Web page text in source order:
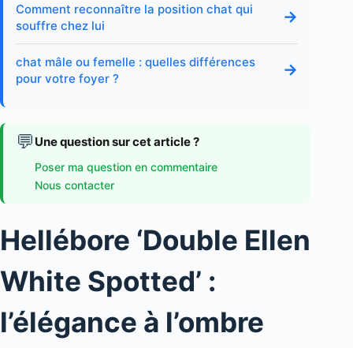
Comment reconnaître la position chat qui
souffre chez lui
→
chat mâle ou femelle : quelles différences
pour votre foyer ?
→
💬 Une question sur cet article ?
Poser ma question en commentaire
Nous contacter
Hellébore ‘Double Ellen
White Spotted’ :
l’élégance à l’ombre